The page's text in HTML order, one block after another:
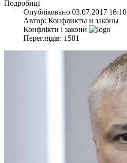
Подробиці
Опубліковано 03.07.2017 16:10
Автор: Конфликты и законы
Конфлікти і закони
Переглядів: 1581